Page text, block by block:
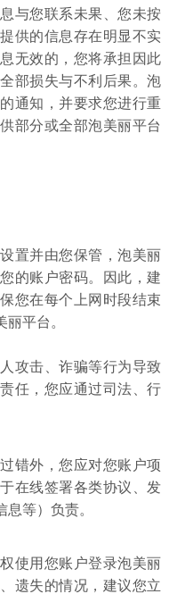
与您联系未果、您未按
供的信息存在明显不实
无效的，您将承担因此
部损失与不利后果。泡
通知，并要求您进行重
部分或全部泡美丽平台
置并由您保管，泡美丽
的账户密码。因此，建
您在每个上网时段结束
平台。
攻击、诈骗等行为导致
任，您应通过司法、行
错外，您应对您账户项
在线签署各类协议、发
等）负责。
使用您账户登录泡美丽
遗失的情况，建议您立